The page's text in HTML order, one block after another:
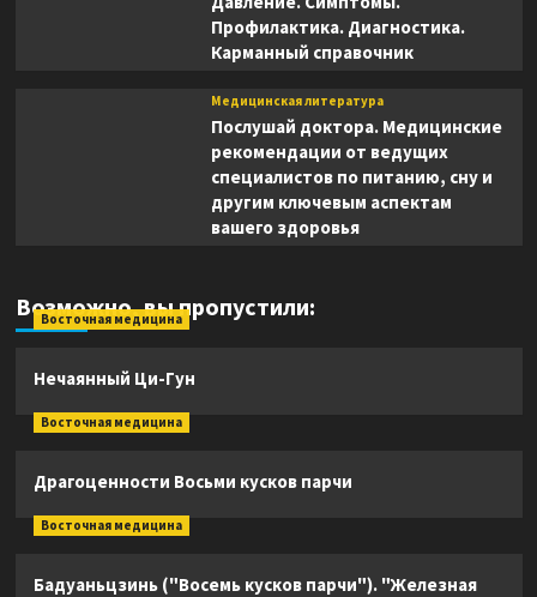
Профилактика. Диагностика.
Карманный справочник
Медицинская литература
Послушай доктора. Медицинские
рекомендации от ведущих
специалистов по питанию, сну и
другим ключевым аспектам
вашего здоровья
Возможно, вы пропустили:
Восточная медицина
Нечаянный Ци-Гун
Восточная медицина
Драгоценности Восьми кусков парчи
Восточная медицина
Бадуаньцзинь ("Восемь кусков парчи"). "Железная